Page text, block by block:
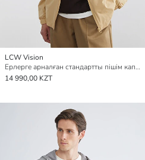
LCW Vision
Ерлерге арналған стандартты пішім капюшонды жаңбырға арналған күрте
14 990,00 KZT